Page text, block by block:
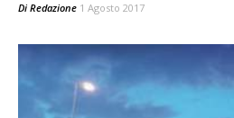
Di Redazione 1 Agosto 2017